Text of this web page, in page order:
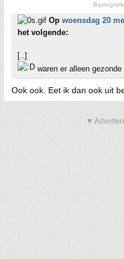
Op woensdag 20
het volgende:
[..]
waren er alleen
Ook ook. Eet ik dan ook uit
▼